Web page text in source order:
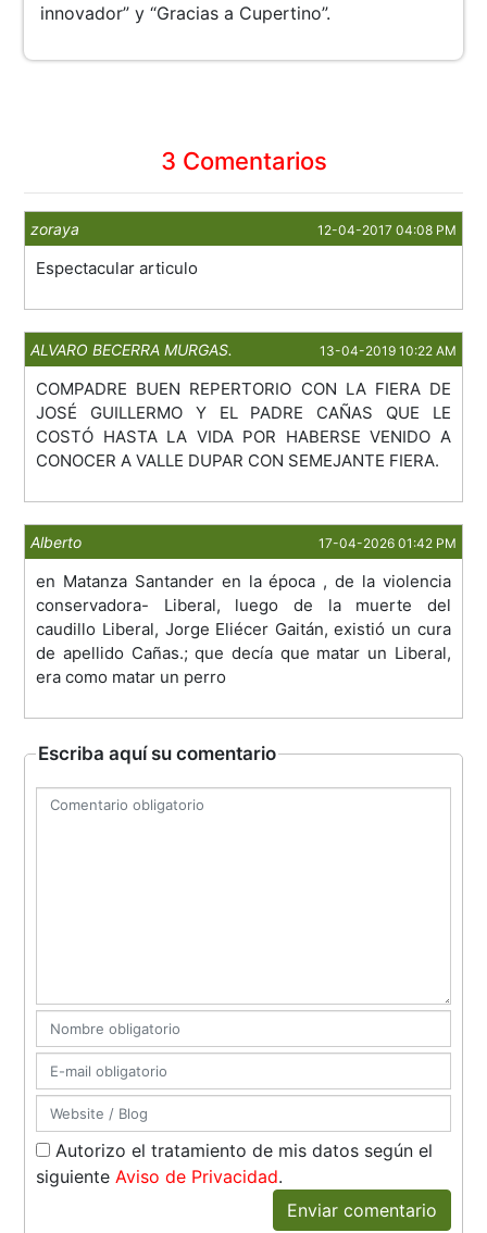
innovador” y “Gracias a Cupertino”.
3 Comentarios
zoraya 12-04-2017 04:08 PM
Espectacular articulo
ALVARO BECERRA MURGAS. 13-04-2019 10:22 AM
COMPADRE BUEN REPERTORIO CON LA FIERA DE
JOSÉ GUILLERMO Y EL PADRE CAÑAS QUE LE
COSTÓ HASTA LA VIDA POR HABERSE VENIDO A
CONOCER A VALLE DUPAR CON SEMEJANTE FIERA.
Alberto 17-04-2026 01:42 PM
en Matanza Santander en la época , de la violencia
conservadora- Liberal, luego de la muerte del
caudillo Liberal, Jorge Eliécer Gaitán, existió un cura
de apellido Cañas.; que decía que matar un Liberal,
era como matar un perro
Escriba aquí su comentario
Autorizo el tratamiento de mis datos según el
siguienteAviso de Privacidad.
Enviar comentario